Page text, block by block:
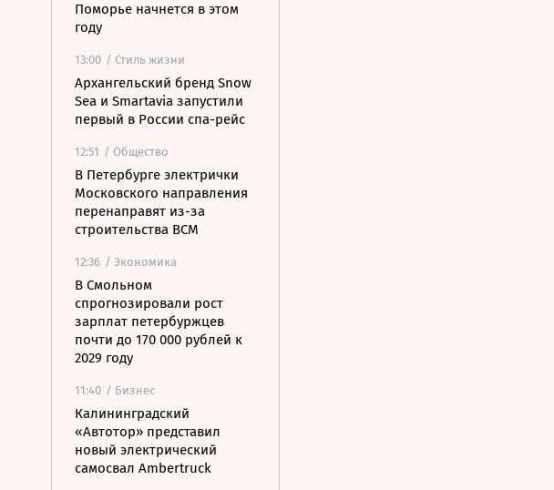
Поморье начнется в этом
году
13:00 / Стиль жизни
Архангельский бренд Snow
Sea и Smartavia запустили
первый в России спа-рейс
12:51 / Общество
В Петербурге электрички
Московского направления
перенаправят из-за
строительства ВСМ
12:36 / Экономика
В Смольном
спрогнозировали рост
зарплат петербуржцев
почти до 170 000 рублей к
2029 году
11:40 / Бизнес
Калининградский
«Автотор» представил
новый электрический
самосвал Ambertruck